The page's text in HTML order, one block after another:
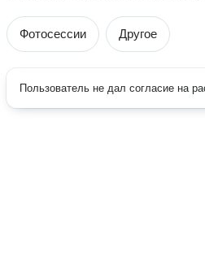
Фотосессии Другое
Пользователь не дал согласие на